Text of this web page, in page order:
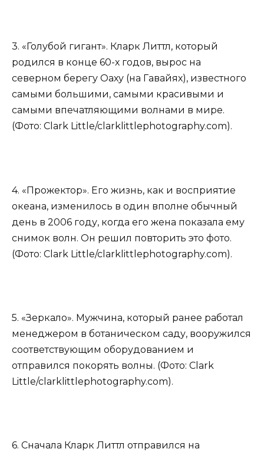
3. «Голубой гигант». Кларк Литтл, который
родился в конце 60-х годов, вырос на
северном берегу Оаху (на Гавайях), известного
самыми большими, самыми красивыми и
самыми впечатляющими волнами в мире.
(Фото: Clark Little/clarklittlephotography.com).
4. «Прожектор». Его жизнь, как и восприятие
океана, изменилось в один вполне обычный
день в 2006 году, когда его жена показала ему
снимок волн. Он решил повторить это фото.
(Фото: Clark Little/clarklittlephotography.com).
5. «Зеркало». Мужчина, который ранее работал
менеджером в ботаническом саду, вооружился
соответствующим оборудованием и
отправился покорять волны. (Фото: Clark
Little/clarklittlephotography.com).
6. Сначала Кларк Литтл отправился на